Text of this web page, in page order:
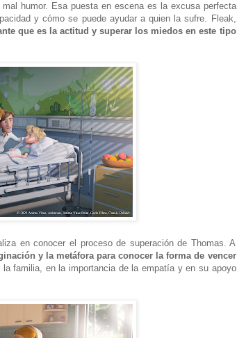
humor. Esa puesta en escena es la excusa perfecta
y cómo se puede ayudar a quien la sufre. Fleak,
que es la actitud y superar los miedos en este tipo
en conocer el proceso de superación de Thomas. A
y la metáfora para conocer la forma de vencer
familia, en la importancia de la empatía y en su apoyo